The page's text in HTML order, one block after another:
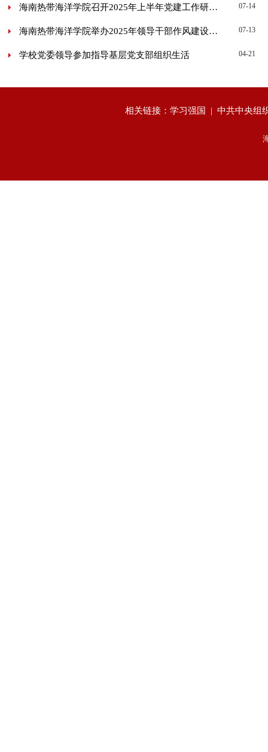
07-14
海南热带海洋学院召开2025年上半年党建工作研讨会
07-13
海南热带海洋学院举办2025年领导干部作风建设专题培训班和...
04-21
学校党委领导参加指导基层党支部组织生活
相关链接： 学习强国 | 中共中央组